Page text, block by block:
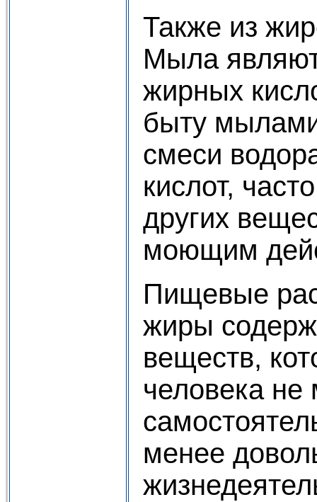
Также из
Мыла
жирных
быту
смеси
кислот,
других
моющим
Пищевые
жиры
веществ,
человека
менее